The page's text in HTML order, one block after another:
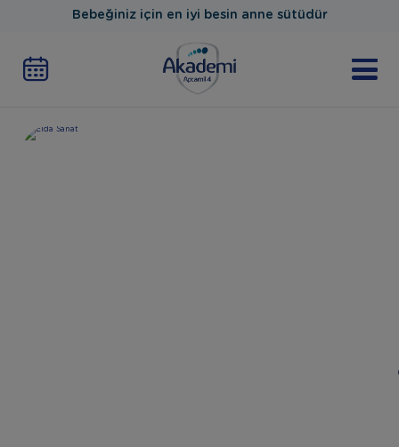
Bebeğiniz için en iyi besin anne sütüdür